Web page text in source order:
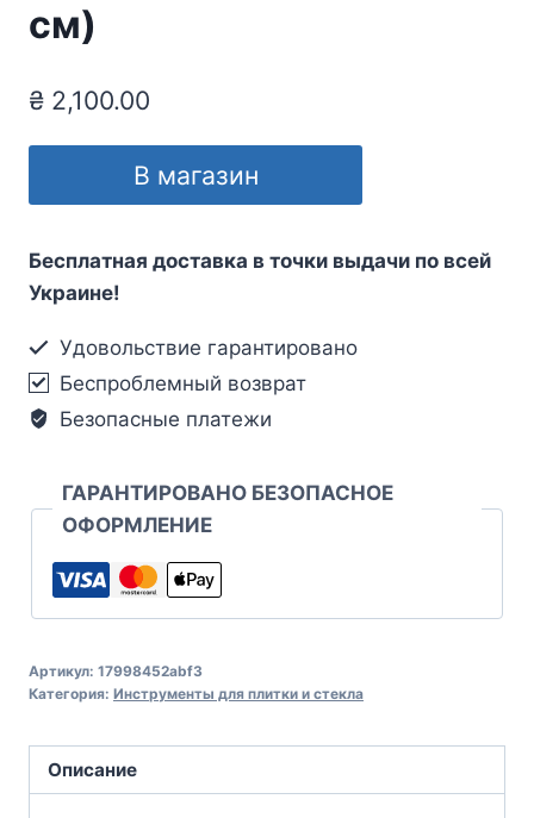
см)
₴ 2,100.00
В магазин
Бесплатная доставка в точки выдачи по всей
Украине!
Удовольствие гарантировано
Беспроблемный возврат
Безопасные платежи
ГАРАНТИРОВАНО БЕЗОПАСНОЕ
ОФОРМЛЕНИЕ
Артикул: 17998452abf3
Категория: Инструменты для плитки и стекла
Описание